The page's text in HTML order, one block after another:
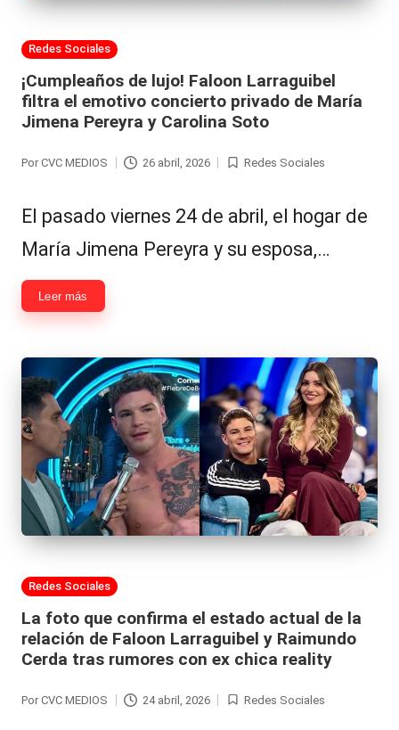
Publicada
Redes Sociales
¡Cumpleaños de lujo! Faloon Larraguibel
filtra el emotivo concierto privado de María
Jimena Pereyra y Carolina Soto
Por CVC MEDIOS 26 abril, 2026
Publicada
Redes Sociales
El pasado viernes 24 de abril, el hogar de
María Jimena Pereyra y su esposa,…
Leer más
Publicada
Redes Sociales
La foto que confirma el estado actual de la
relación de Faloon Larraguibel y Raimundo
Cerda tras rumores con ex chica reality
Publicado
Por CVC MEDIOS 24 abril, 2026
Publicada
Redes Sociales